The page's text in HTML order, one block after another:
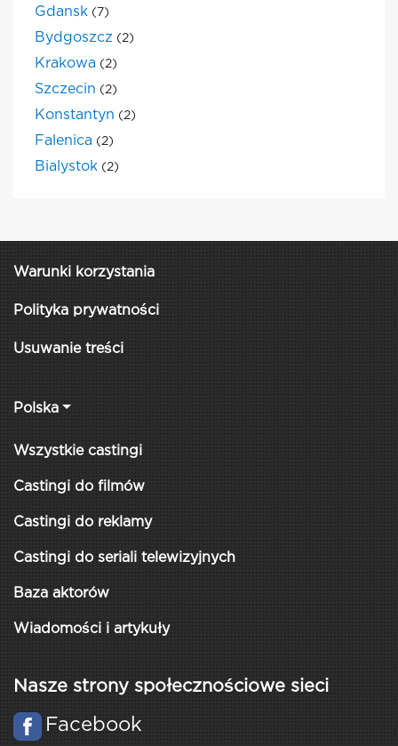
Gdansk (7)
Bydgoszcz (2)
Krakowa (2)
Szczecin (2)
Konstantyn (2)
Falenica (2)
Bialystok (2)
Warunki korzystania
Polityka prywatności
Usuwanie treści
Polska
Wszystkie castingi
Castingi do filmów
Castingi do reklamy
Castingi do seriali telewizyjnych
Baza aktorów
Wiadomości i artykuły
Nasze strony społecznościowe sieci
Facebook